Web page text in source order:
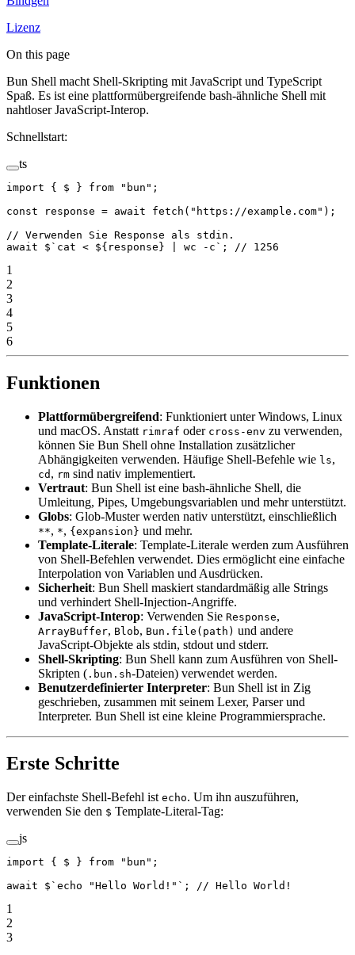
Lizenz
On this page
Bun Shell macht Shell-Skripting mit JavaScript und TypeScript
Spaß. Es ist eine plattformübergreifende bash-ähnliche Shell mit
nahtloser JavaScript-Interop.
Schnellstart:
ts
import { $ } from "bun" ;
const response = await fetch ( "https://example.com" );
// Verwenden Sie Response als stdin.
await $ `cat < ${ response } | wc -c` ; // 1256
1
2
3
4
5
6
Funktionen
Plattformübergreifend: Funktioniert unter Windows, Linux
und macOS. Anstatt rimraf oder cross-env zu verwenden,
können Sie Bun Shell ohne Installation zusätzlicher
Abhängigkeiten verwenden. Häufige Shell-Befehle wie ls,
cd , rm sind nativ implementiert.
Vertraut: Bun Shell ist eine bash-ähnliche Shell, die
Umleitung, Pipes, Umgebungsvariablen und mehr unterstützt.
Globs: Glob-Muster werden nativ unterstützt, einschließlich
**, *, {expansion} und mehr.
Template-Literale: Template-Literale werden zum Ausführen
von Shell-Befehlen verwendet. Dies ermöglicht eine einfache
Interpolation von Variablen und Ausdrücken.
Sicherheit: Bun Shell maskiert standardmäßig alle Strings
und verhindert Shell-Injection-Angriffe.
JavaScript-Interop: Verwenden Sie Response,
ArrayBuffer, Blob, Bun.file(path) und andere
JavaScript-Objekte als stdin, stdout und stderr.
Shell-Skripting: Bun Shell kann zum Ausführen von Shell-
Skripten ( .bun.sh-Dateien) verwendet werden.
Benutzerdefinierter Interpreter: Bun Shell ist in Zig
geschrieben, zusammen mit seinem Lexer, Parser und
Interpreter. Bun Shell ist eine kleine Programmiersprache.
Erste Schritte
Der einfachste Shell-Befehl ist echo. Um ihn auszuführen,
verwenden Sie den $ Template-Literal-Tag:
js
import { $ } from "bun" ;
await $ `echo "Hello World!"` ; // Hello World!
1
2
3